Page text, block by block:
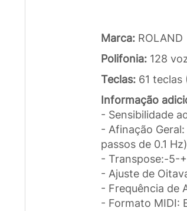
Marca: ROLAND
Polifonia: 128
Teclas: 61 teclas
Informação
- Sensibilidade
- Afinação
passos de 0.1 Hz)
- Transpose:-5-
- Ajuste de
- Frequência de
- Formato MIDI: